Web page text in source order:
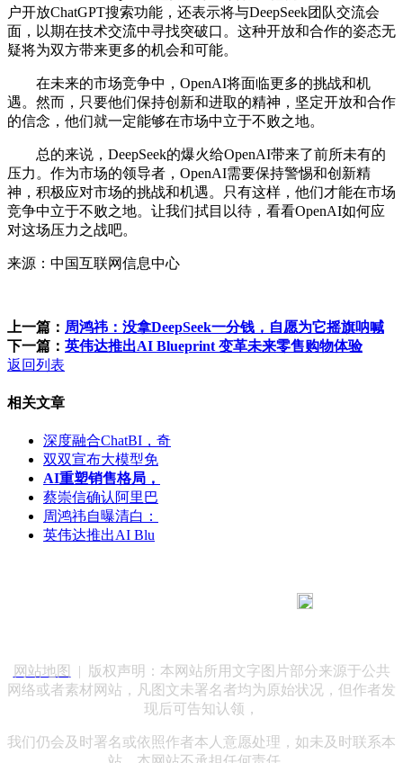
户开放ChatGPT搜索功能，还表示将与DeepSeek团队交流会
面，以期在技术交流中寻找突破口。这种开放和合作的姿态无
疑将为双方带来更多的机会和可能。
在未来的市场竞争中，OpenAI将面临更多的挑战和机
遇。然而，只要他们保持创新和进取的精神，坚定开放和合作
的信念，他们就一定能够在市场中立于不败之地。
总的来说，DeepSeek的爆火给OpenAI带来了前所未有的
压力。作为市场的领导者，OpenAI需要保持警惕和创新精
神，积极应对市场的挑战和机遇。只有这样，他们才能在市场
竞争中立于不败之地。让我们拭目以待，看看OpenAI如何应
对这场压力之战吧。
来源：中国互联网信息中心
上一篇： 周鸿祎：没拿DeepSeek一分钱，自愿为它摇旗呐喊
下一篇： 英伟达推出AI Blueprint 变革未来零售购物体验
返回列表
相关文章
深度融合ChatBI，奇
双双宣布大模型免
AI重塑销售格局，
蔡崇信确认阿里巴
周鸿祎自曝清白：
英伟达推出AI Blu
网站地图
| 版权声明：本网站所用文字图片部分来源于公共
网络或者素材网站，凡图文未署名者均为原始状况，但作者发
现后可告知认领，
我们仍会及时署名或依照作者本人意愿处理，如未及时联系本